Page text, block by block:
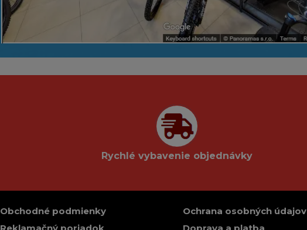
Rychlé vybavenie objednávky
Obchodné podmienky
Ochrana osobných údajov